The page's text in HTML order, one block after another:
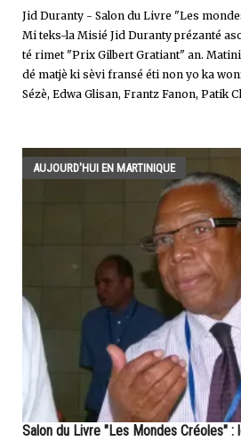
Jid Duranty - Salon du Livre "Les
Mi teks-la Misié Jid Duranty prézanté
té rimet "Prix Gilbert Gratiant" an.
dé matjè ki sèvi fransé éti non yo ka
Sézè, Edwa Glisan, Frantz Fanon, Patik
AUJOURD'HUI EN MARTINIQUE
Salon du Livre "Les Mondes Créoles"